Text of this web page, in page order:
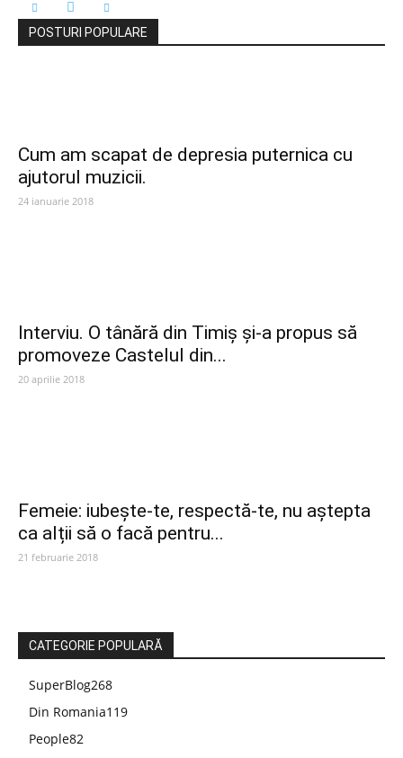
POSTURI POPULARE
Cum am scapat de depresia puternica cu
ajutorul muzicii.
24 ianuarie 2018
Interviu. O tânără din Timiș și-a propus să
promoveze Castelul din...
20 aprilie 2018
Femeie: iubește-te, respectă-te, nu aștepta
ca alții să o facă pentru...
21 februarie 2018
CATEGORIE POPULARĂ
SuperBlog268
Din Romania119
People82